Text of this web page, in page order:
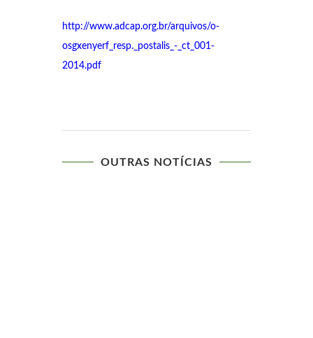
http://www.adcap.org.br/arquivos/o-
osgxenyerf_resp._postalis_-_ct_001-
2014.pdf
OUTRAS NOTÍCIAS